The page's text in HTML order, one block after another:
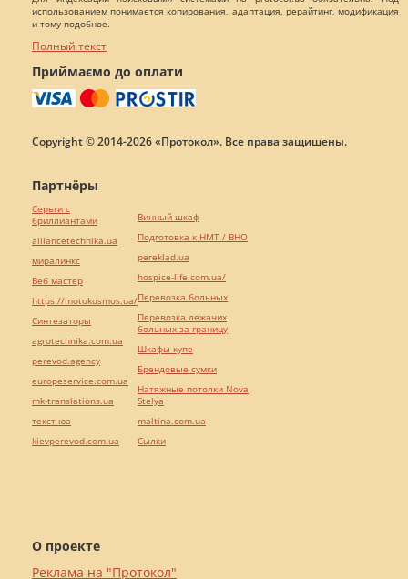
использованием понимается копирования, адаптация, рерайтинг, модификация
и тому подобное.
Полный текст
Приймаємо до оплати
Copyright © 2014-2026 «Протокол». Все права защищены.
О проекте
Реклама на "Протокол"
Партнёры
Серьги с
бриллиантами
alliancetechnika.ua
миралинкс
Веб мастер
https://motokosmos.ua/
Синтезаторы
agrotechnika.com.ua
perevod.agency
europeservice.com.ua
mk-translations.ua
текст юа
kievperevod.com.ua
Винный шкаф
Подготовка к НМТ / ВНО
pereklad.ua
hospice-life.com.ua/
Перевозка больных
Перевозка лежачих
больных за границу
Шкафы купе
Брендовые сумки
Натяжные потолки Nova
Stelya
maltina.com.ua
Cылки